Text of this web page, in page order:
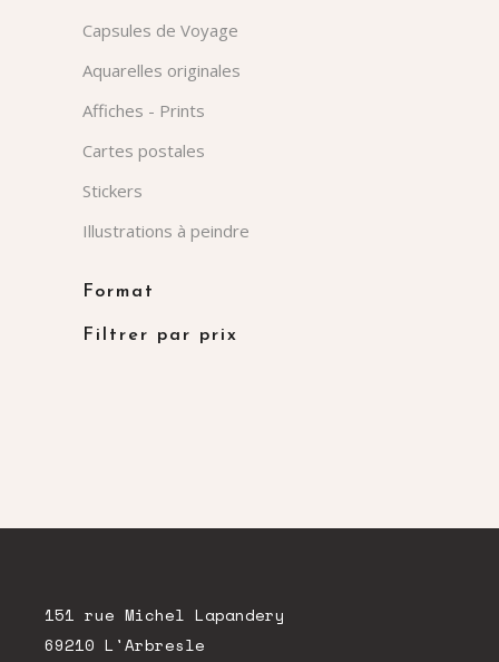
Capsules de Voyage
Aquarelles originales
Affiches - Prints
Cartes postales
Stickers
Illustrations à peindre
Format
Filtrer par prix
151 rue Michel Lapandery
69210 L'Arbresle